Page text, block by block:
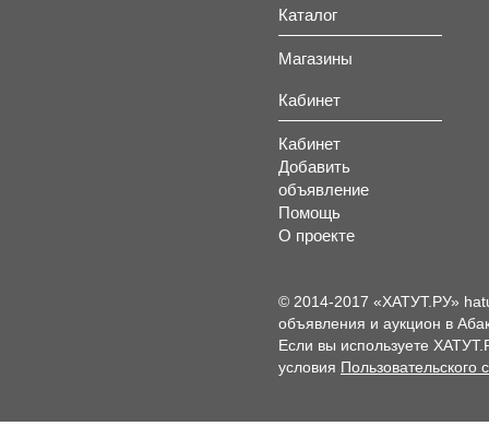
Каталог
Магазины
Кабинет
Кабинет
Добавить
объявление
Помощь
О проекте
© 2014-2017 «ХАТУТ.РУ»
объявления и аукцион в
Если вы используете
условия Пользовательского